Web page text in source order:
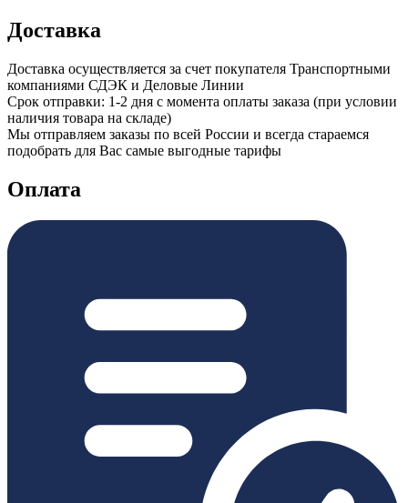
Доставка
Доставка осуществляется за счет покупателя Транспортными
компаниями СДЭК и Деловые Линии
Срок отправки: 1-2 дня с момента оплаты заказа (при условии
наличия товара на складе)
Мы отправляем заказы по всей России и всегда стараемся
подобрать для Вас самые выгодные тарифы
Оплата